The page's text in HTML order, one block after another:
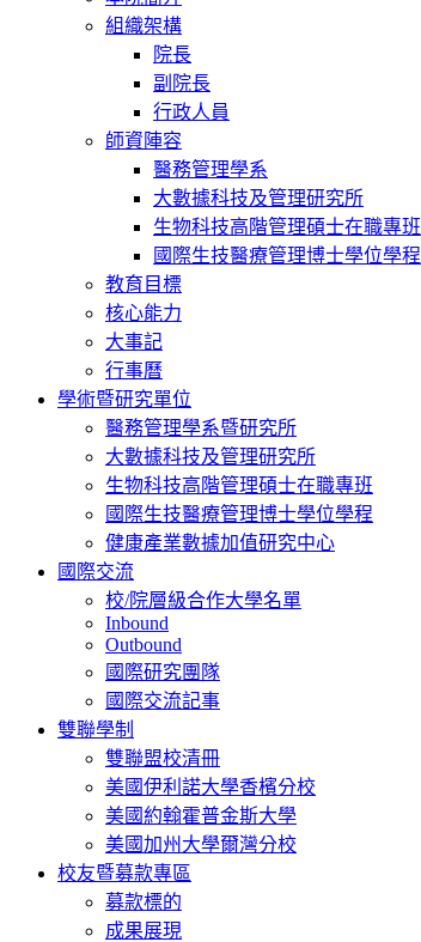
組織架構
院長
副院長
行政人員
師資陣容
醫務管理學系
大數據科技及管理研究所
生物科技高階管理碩士在職專班
國際生技醫療管理博士學位學程
教育目標
核心能力
大事記
行事曆
學術暨研究單位
醫務管理學系暨研究所
大數據科技及管理研究所
生物科技高階管理碩士在職專班
國際生技醫療管理博士學位學程
健康產業數據加值研究中心
國際交流
校/院層級合作大學名單
Inbound
Outbound
國際研究團隊
國際交流記事
雙聯學制
雙聯盟校清冊
美國伊利諾大學香檳分校
美國約翰霍普金斯大學
美國加州大學爾灣分校
校友暨募款專區
募款標的
成果展現